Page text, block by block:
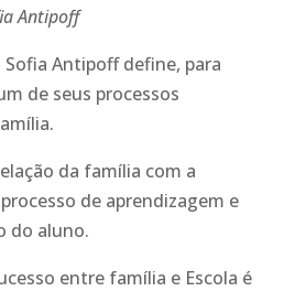
Antipoff
Sofia Antipoff define, para
de seus processos
da família com a
de aprendizagem e
do aluno.
entre família e Escola é